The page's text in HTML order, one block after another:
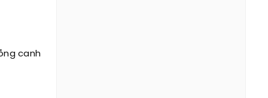
canh